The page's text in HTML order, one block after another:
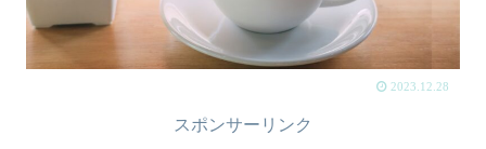
2023.12.28
スポンサーリンク